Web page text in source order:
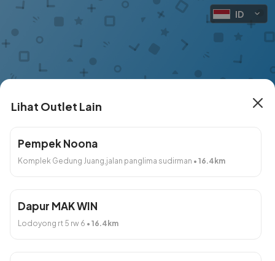
ID
Wedang Rempah
283 Outlet Lain
Produk
Lihat Outlet Lain
Pempek Noona
Komplek Gedung Juang,jalan panglima sudirman • 16.4 km
Dapur MAK WIN
Lodoyong rt 5 rw 6 • 16.4 km